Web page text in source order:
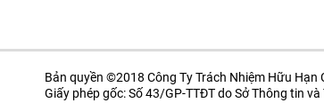
Bản quyền ©2018 Công Ty Trách Nhiệm Hữu
Giấy phép gốc: Số 43/GP-TTĐT do Sở Thông tin